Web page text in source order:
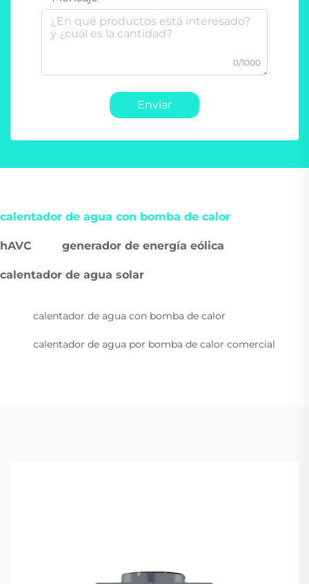
0/1000
Enviar
calentador de agua con bomba de calor
hAVC generador de energía eólica
calentador de agua solar
calentador de agua con bomba de calor
calentador de agua por bomba de calor comercial